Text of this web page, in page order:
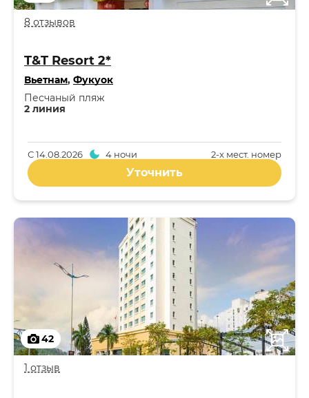
8 отзывов
T&T Resort 2*
Вьетнам, Фукуок
2 линия
Песчаный пляж
2-x мест. номер
С14.08.2026 4 ночи
Уточнить
42
1 отзыв